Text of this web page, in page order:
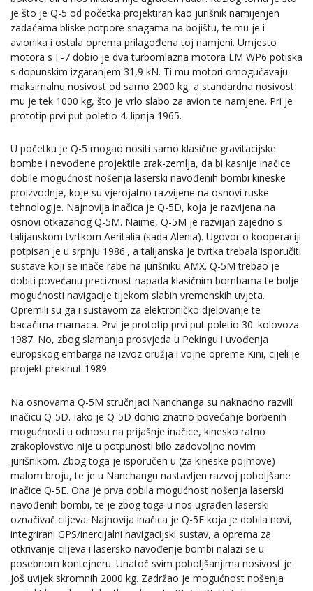
je što je Q-5 od početka projektiran kao jurišnik namijenjen
zadaćama bliske potpore snagama na bojištu, te mu je i
avionika i ostala oprema prilagođena toj namjeni. Umjesto
motora s F-7 dobio je dva turbomlazna motora LM WP6 potiska
s dopunskim izgaranjem 31,9 kN. Ti mu motori omogućavaju
maksimalnu nosivost od samo 2000 kg, a standardna nosivost
mu je tek 1000 kg, što je vrlo slabo za avion te namjene. Pri je
prototip prvi put poletio 4. lipnja 1965.
U početku je Q-5 mogao nositi samo klasične gravitacijske
bombe i nevođene projektile zrak-zemlja, da bi kasnije inačice
dobile mogućnost nošenja laserski navođenih bombi kineske
proizvodnje, koje su vjerojatno razvijene na osnovi ruske
tehnologije. Najnovija inačica je Q-5D, koja je razvijena na
osnovi otkazanog Q-5M. Naime, Q-5M je razvijan zajedno s
talijanskom tvrtkom Aeritalia (sada Alenia). Ugovor o kooperaciji
potpisan je u srpnju 1986., a talijanska je tvrtka trebala isporučiti
sustave koji se inače rabe na jurišniku AMX. Q-5M trebao je
dobiti povećanu preciznost napada klasičnim bombama te bolje
mogućnosti navigacije tijekom slabih vremenskih uvjeta.
Opremili su ga i sustavom za elektroničko djelovanje te
bacačima mamaca. Prvi je prototip prvi put poletio 30. kolovoza
1987. No, zbog slamanja prosvjeda u Pekingu i uvođenja
europskog embarga na izvoz oružja i vojne opreme Kini, cijeli je
projekt prekinut 1989.
Na osnovama Q-5M stručnjaci Nanchanga su naknadno razvili
inačicu Q-5D. Iako je Q-5D donio znatno povećanje borbenih
mogućnosti u odnosu na prijašnje inačice, kinesko ratno
zrakoplovstvo nije u potpunosti bilo zadovoljno novim
jurišnikom. Zbog toga je isporučen u (za kineske pojmove)
malom broju, te je u Nanchangu nastavljen razvoj poboljšane
inačice Q-5E. Ona je prva dobila mogućnost nošenja laserski
navođenih bombi, te je zbog toga u nos ugrađen laserski
označivač ciljeva. Najnovija inačica je Q-5F koja je dobila novi,
integrirani GPS/inercijalni navigacijski sustav, a oprema za
otkrivanje ciljeva i lasersko navođenje bombi nalazi se u
posebnom kontejneru. Unatoč svim poboljšanjima nosivost je
još uvijek skromnih 2000 kg. Zadržao je mogućnost nošenja